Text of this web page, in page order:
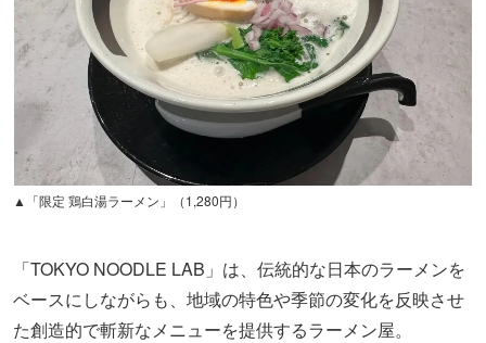
▲「限定 鶏白湯ラーメン」（1,280円）
「TOKYO NOODLE LAB」は、伝統的な日本のラーメンを
ベースにしながらも、地域の特色や季節の変化を反映させ
た創造的で斬新なメニューを提供するラーメン屋。